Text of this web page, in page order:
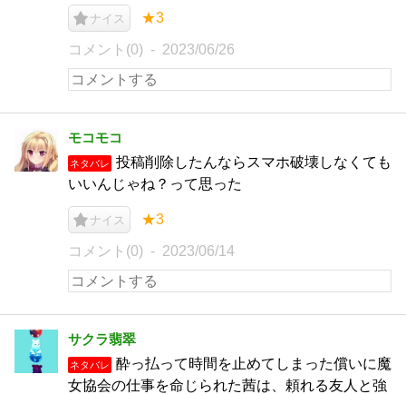
ナイス ★3
コメント(0) 2023/06/26
モコモコ
ネタバレ
投稿削除したんならスマホ破壊しなくても
いいんじゃね？って思った
ナイス ★3
コメント(0) 2023/06/14
サクラ翡翠
ネタバレ
酔っ払って時間を止めてしまった償いに魔
女協会の仕事を命じられた茜は、頼れる友人と強